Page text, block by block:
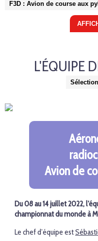
L'ÉQUIPE
Avion de
Du 08 au 14 juillet 2022,
championnat du monde à
Le chef d’équipe estSéb